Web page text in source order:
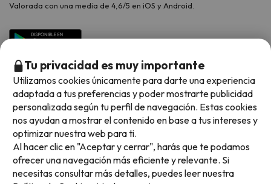
Valorada con una media de 4,6/5 en iOS y Android.
Métodos de pago disponibles
Tu privacidad es muy importante
Utilizamos cookies únicamente para darte una experiencia
adaptada a tus preferencias y poder mostrarte publicidad
personalizada según tu perfil de navegación. Estas cookies
nos ayudan a mostrar el contenido en base a tus intereses y
optimizar nuestra web para ti.
Al hacer clic en "Aceptar y cerrar", harás que te podamos
ofrecer una navegación más eficiente y relevante. Si
necesitas consultar más detalles, puedes leer nuestra